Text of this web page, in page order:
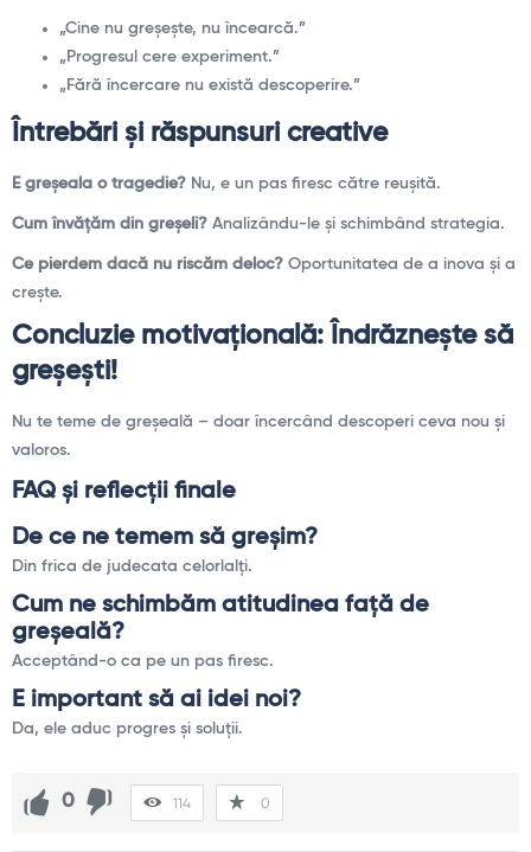
„Cine nu greşeşte, nu încearcă.”
„Progresul cere experiment.”
„Fără încercare nu există descoperire.”
Întrebări şi răspunsuri creative
E greşeala o tragedie? Nu, e un pas firesc către reuşită.
Cum învăţăm din greşeli? Analizându-le şi schimbând strategia.
Ce pierdem dacă nu riscăm deloc? Oportunitatea de a inova şi a
creşte.
Concluzie motivaţională: Îndrăzneşte să
greşeşti!
Nu te teme de greşeală – doar încercând descoperi ceva nou şi
valoros.
FAQ și reflecții finale
De ce ne temem să greşim?
Din frica de judecata celorlalţi.
Cum ne schimbăm atitudinea faţă de
greşeală?
Acceptând-o ca pe un pas firesc.
E important să ai idei noi?
Da, ele aduc progres şi soluţii.
0 114 0